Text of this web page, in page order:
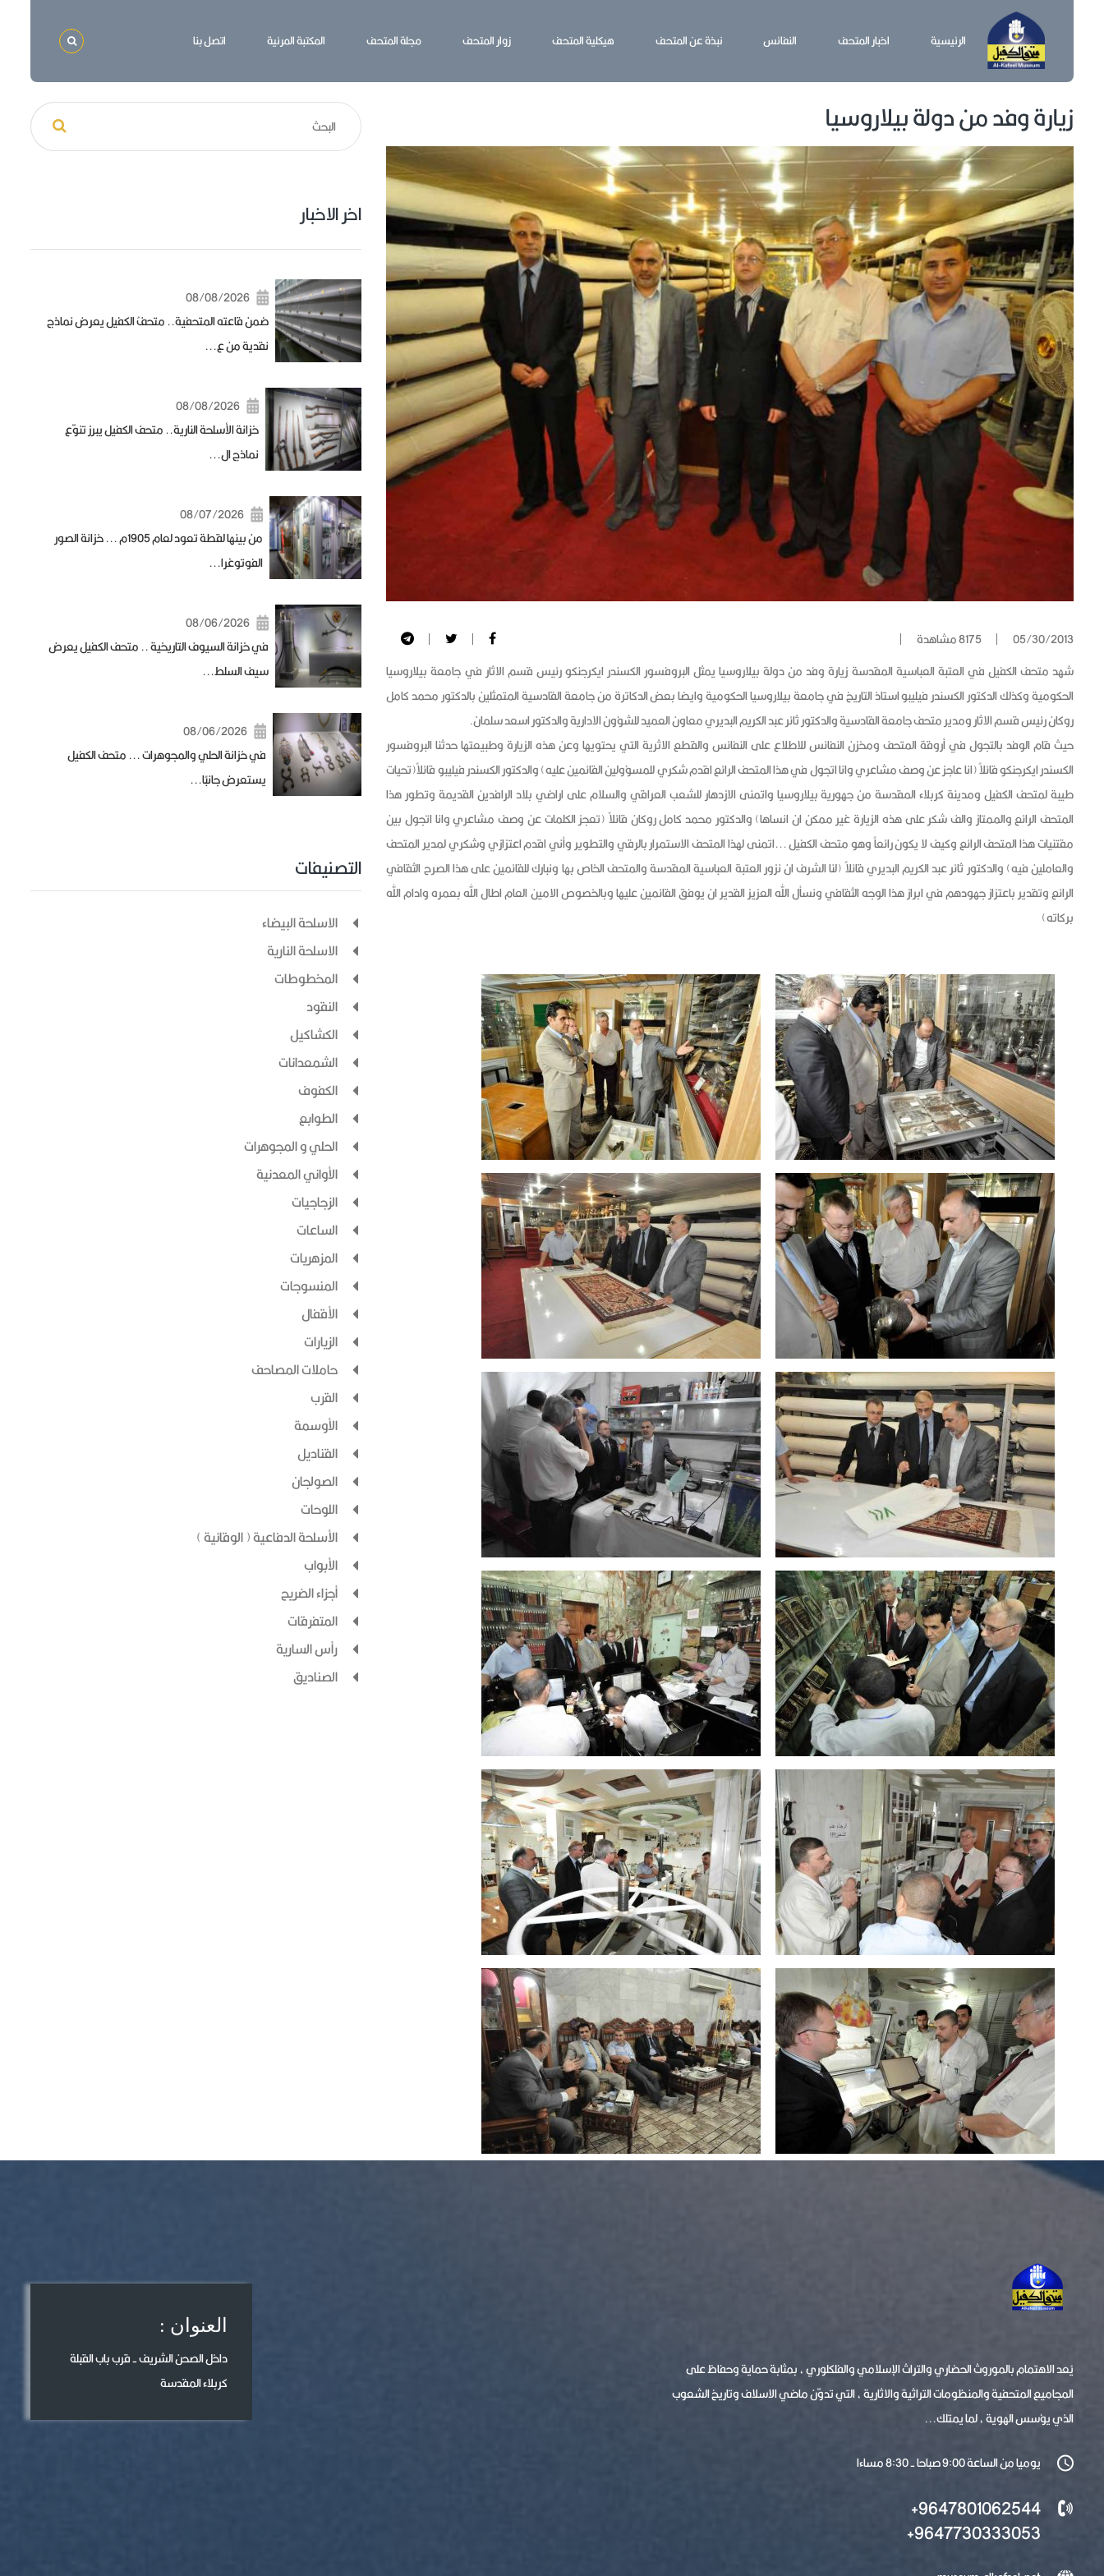
الرئيسية اخبار المتحف النفائس نبذة عن المتحف هيكلية المتحف زوار المتحف مجلة المتحف المكتبة المرئية اتصل بنا
زيارة وفد من دولة بيلاروسيا
05/30/2013
8175 مشاهدة
شهد متحف الكفيل في العتبة العباسية المقدسة زيارة وفد من دولة بيلاروسيا يمثل البروفسور الكسندر ايكرجنكو رئيس قسم الاثار في جامعة بيلاروسيا
الحكومية وكذلك الدكتور الكسندر فيليبو استاذ التاريخ في جامعة بيلاروسيا الحكومية وايضا بعض الدكاترة من جامعة القادسية المتمثلين بالدكتور محمد كامل
روكان رئيس قسم الاثار ومدير متحف جامعة القادسية والدكتور ثائر عبد الكريم البديري معاون العميد للشؤون الادارية والدكتور اسعد سلمان.
حيث قام الوفد بالتجول في أروقة المتحف ومخزن النفائس للاطلاع على النفائس والقطع الاثرية التي يحتويها وعن هذه الزيارة وطبيعتها حدثنا البروفسور
الكسندر ايكرجنكو قائلاً (انا عاجز عن وصف مشاعري وانا اتجول في هذا المتحف الرائع اقدم شكري للمسؤولين القائمين عليه) والدكتور الكسندر فيليبو قائلاً(تحيات
طيبة لمتحف الكفيل ومدينة كربلاء المقدسة من جهورية بيلاروسيا واتمنى الازدهار للشعب العراقي والسلام على اراضي بلاد الرافدين القديمة وتطور هذا
المتحف الرائع والممتاز والف شكر على هذه الزيارة غير ممكن ان انساها) والدكتور محمد كامل روكان قائلاً (تعجز الكلمات عن وصف مشاعري وانا اتجول بين
مقتنيات هذا المتحف الرائع وكيف لا يكون رائعاً وهو متحف الكفيل ...اتمنى لهذا المتحف الاستمرار بالرقي والتطوير وأني اقدم اعتزازي وشكري لمدير المتحف
والعاملين فيه) والدكتور ثائر عبد الكريم البديري قائلاً (لنا الشرف ان نزور العتبة العباسية المقدسة والمتحف الخاص بها ونبارك للقائمين على هذا الصرح الثقافي
الرائع وتقدير باعتزاز جهودهم في ابراز هذا الوجه الثقافي ونسأل الله العزيز القدير ان يوفق القائمين عليها وبالخصوص الامين العام اطال الله بعمره وادام الله
بركاته)
اخر الاخبار
08/08/2026
ضمن قاعته المتحفية.. متحفُ الكفيل يعرض نماذج
نقدية من ع...
08/08/2026
خزانة الأسلحة النارية.. متحف الكفيل يبرز تنوّع
نماذج ال...
08/07/2026
من بينها لقطة تعود لعام 1905م ... خزانة الصور
الفوتوغرا...
08/06/2026
في خزانة السيوف التاريخية .. متحف الكفيل يعرض
سيف السلط...
08/06/2026
في خزانة الحلي والمجوهرات ... متحف الكفيل
يستعرض جانبًا...
التصنيفات
الاسلحة البيضاء
الاسلحة النارية
المخطوطات
النقود
الكشاكيل
الشمعدانات
الكفوف
الطوابع
الحلي و المجوهرات
الأواني المعدنية
الزجاجيات
الساعات
المزهريات
المنسوجات
الأقفال
الزيارات
حاملات المصاحف
القرب
الأوسمة
القناديل
الصولجان
اللوحات
الأسلحة الدفاعية ( الوقائية )
الأبواب
أجزاء الضريح
المتفرقات
رأس السارية
الصناديق
يُعد الاهتمام بالموروث الحضاري والتراث الإسلامي والفلكلوري ، بمثابة حماية وحفاظ على
المجاميع المتحفية والمنظومات التراثية والاثارية ، التي تدوّن ماضي الاسلاف وتاريخ الشعوب
الذي يؤسس الهوية ، لما يمتلك...
يوميا من الساعة 9:00 صباحا - 8:30 مساءا
9647801062544+
9647730333053+
العنوان :
داخل الصحن الشريف - قرب باب القبلة
كربلاء المقدسة